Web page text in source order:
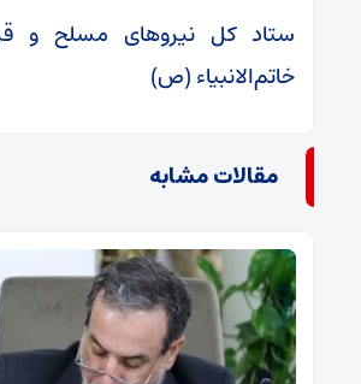
ستاد کل نیروهای مسلح و
خاتم‌الانبیاء (ص)
مقالات مشابه